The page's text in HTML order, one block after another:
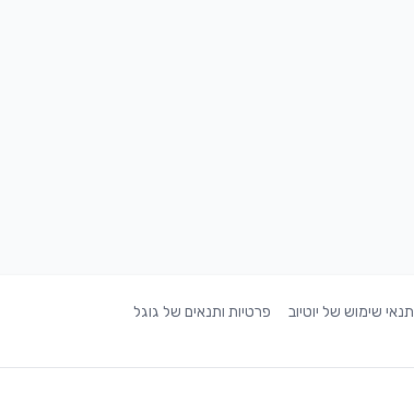
תנאי שימוש של יוטיוב פרטיות ותנאים של גוגל